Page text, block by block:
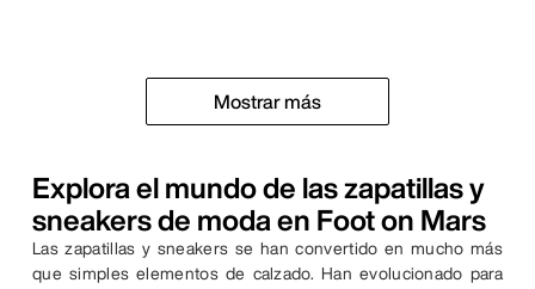
Mostrar más
Explora el mundo de las zapatillas y
sneakers de moda en Foot on Mars
Las zapatillas y sneakers se han convertido en mucho más
que simples elementos de calzado. Han evolucionado para